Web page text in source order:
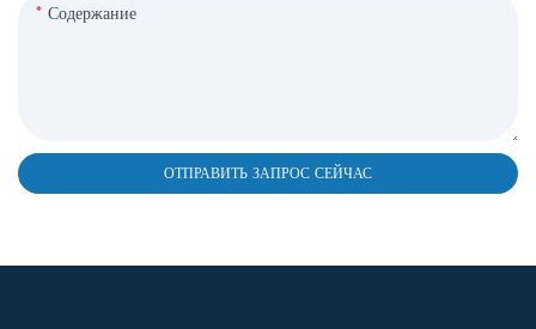
Содержание
ОТПРАВИТЬ ЗАПРОС СЕЙЧАС